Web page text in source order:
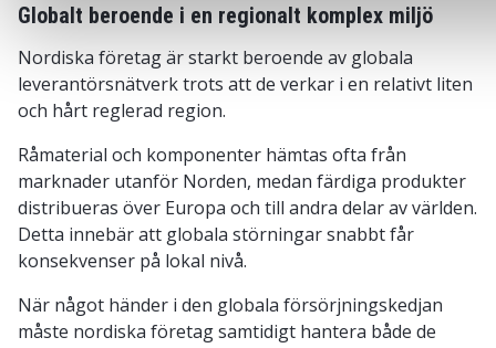
Globalt beroende i en regionalt komplex miljö
Nordiska företag är starkt beroende av globala
leverantörsnätverk trots att de verkar i en relativt liten
och hårt reglerad region.
Råmaterial och komponenter hämtas ofta från
marknader utanför Norden, medan färdiga produkter
distribueras över Europa och till andra delar av världen.
Detta innebär att globala störningar snabbt får
konsekvenser på lokal nivå.
När något händer i den globala försörjningskedjan
måste nordiska företag samtidigt hantera både de